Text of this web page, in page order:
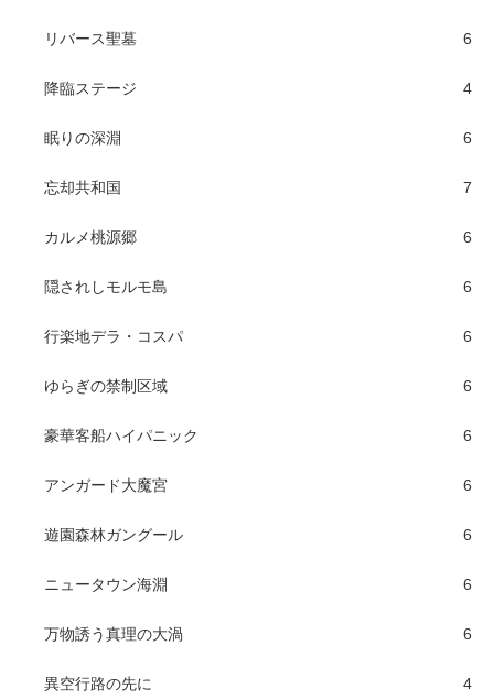
リバース聖墓 6
降臨ステージ 4
眠りの深淵 6
忘却共和国 7
カルメ桃源郷 6
隠されしモルモ島 6
行楽地デラ・コスパ 6
ゆらぎの禁制区域 6
豪華客船ハイパニック 6
アンガード大魔宮 6
遊園森林ガングール 6
ニュータウン海淵 6
万物誘う真理の大渦 6
異空行路の先に 4